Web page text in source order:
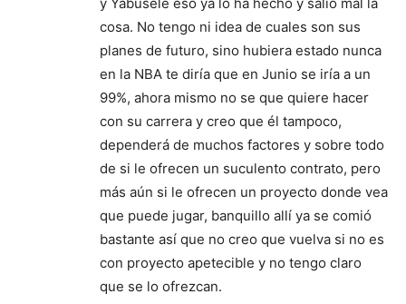
cosa. No tengo ni idea de cuales son sus
planes de futuro, sino hubiera estado nunca
en la NBA te diría que en Junio se iría a un
99%, ahora mismo no se que quiere hacer
con su carrera y creo que él tampoco,
dependerá de muchos factores y sobre todo
de si le ofrecen un suculento contrato, pero
más aún si le ofrecen un proyecto donde vea
que puede jugar, banquillo allí ya se comió
bastante así que no creo que vuelva si no es
con proyecto apetecible y no tengo claro
que se lo ofrezcan.